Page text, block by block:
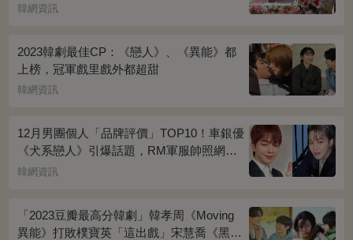
韓網資訊
2023韓劇最佳CP：《戀人》、《異能》都
上榜，冠軍戲里戲外都超甜
韓網資訊
12月男團個人「品牌評價」TOP10！車銀優
《犬系戀人》引爆話題，RM軍服帥照網瘋
傳
韓網資訊
「2023豆瓣最高分韓劇」韓孝周《Moving
異能》打敗樸寶英「這出戲」宋慧喬《黑暗